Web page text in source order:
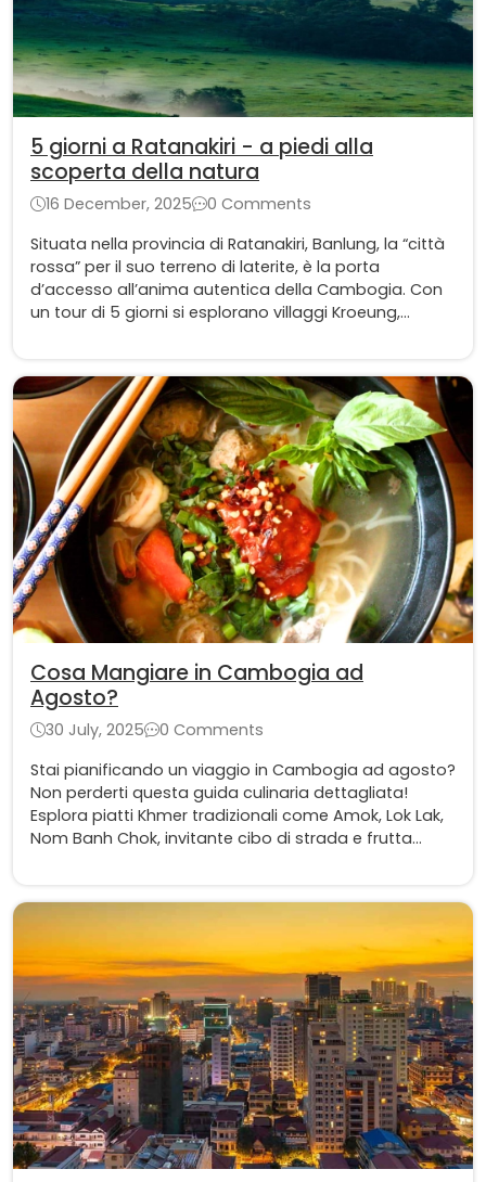
5 giorni a Ratanakiri - a piedi alla
scoperta della natura
16 December, 2025
0 Comments
Situata nella provincia di Ratanakiri, Banlung, la “città
rossa” per il suo terreno di laterite, è la porta
d’accesso all’anima autentica della Cambogia. Con
un tour di 5 giorni si esplorano villaggi Kroeung,
Cosa Mangiare in Cambogia ad
Agosto?
30 July, 2025
0 Comments
Stai pianificando un viaggio in Cambogia ad agosto?
Non perderti questa guida culinaria dettagliata!
Esplora piatti Khmer tradizionali come Amok, Lok Lak,
Nom Banh Chok, invitante cibo di strada e frutta